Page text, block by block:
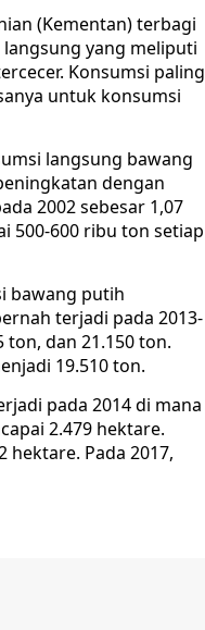
(Kementan) terbagi
yang meliputi
Konsumsi paling
untuk konsumsi
langsung bawang
dengan
2002 sebesar 1,07
500-600 ribu ton setiap
bawang putih
terjadi pada 2013-
ton, dan 21.150 ton.
19.510 ton.
pada 2014 di mana
2.479 hektare.
hektare. Pada 2017,